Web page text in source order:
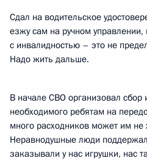
Сдал на водительское
езжу сам на ручном
с инвалидностью – это не
Надо жить дальше.
В начале СВО организовал сбор
необходимого ребятам на
много расходников может им не
Неравнодушные люди
заказывали у нас игрушки, нас